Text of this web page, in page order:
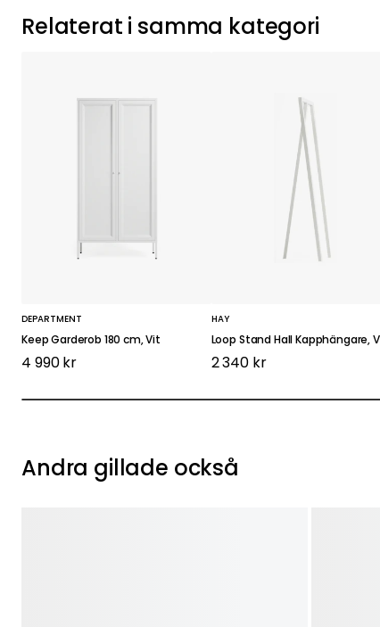
Relaterat i samma kategori
DEPARTMENT
Keep Garderob 180 cm, Vit
4 990 kr
HAY
Loop Stand Hall Kapphängare,
2 340 kr
Andra gillade också